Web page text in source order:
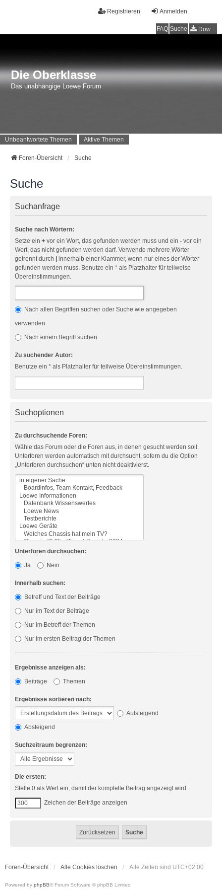
Anmelden
Registrieren
FAQ Suche Downloads
Die Oberklasse
Das unabhängige Loewe Forum
Unbeantwortete Themen Aktive Themen
Foren-Übersicht Suche
Suche
Suchanfrage
Suche nach Wörtern:
Setze ein + vor ein Wort, das gefunden werden muss und ein - vor ein
Wort, das nicht gefunden werden darf. Verwende mehrere Wörter
getrennt durch
innerhalb einer Klammer, wenn nur eines der Wörter
gefunden werden muss. Benutze ein * als Platzhalter für teilweise
Übereinstimmungen.
Nach allen Begriffen suchen oder Suche wie angegeben
verwenden
Nach einem Begriff suchen
Zu suchender Autor:
Benutze ein * als Platzhalter für teilweise Übereinstimmungen.
Suchoptionen
Zu durchsuchende Foren:
Wähle das Forum oder die Foren aus, in denen gesucht werden soll.
Unterforen werden automatisch mit durchsucht, sofern du die Option
„Unterforen durchsuchen“ unten nicht deaktivierst.
Unterforen durchsuchen:
Ja
Nein
Innerhalb suchen:
Betreff und Text der Beiträge
Nur im Text der Beiträge
Nur im Betreff der Themen
Nur im ersten Beitrag der Themen
Ergebnisse anzeigen als:
Beiträge
Themen
Ergebnisse sortieren nach:
Aufsteigend
Absteigend
Suchzeitraum begrenzen:
Die ersten:
Stelle 0 als Wert ein, damit der komplette Beitrag angezeigt wird.
Zeichen der Beiträge anzeigen
Foren-Übersicht Alle Cookies löschen Alle Zeiten sind UTC+02:00
Powered by phpBB® Forum Software © phpBB Limited